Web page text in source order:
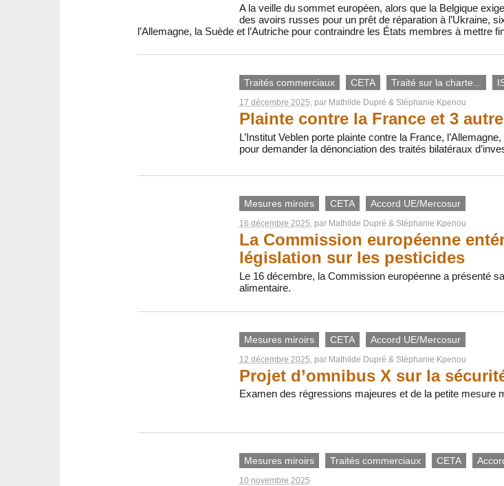
A la veille du sommet européen, alors que la Belgique
des avoirs russes pour un prêt de réparation à l’Ukraine,
l’Allemagne, la Suède et l’Autriche pour contraindre les États membres à mettre
Traités commerciaux CETA Traité sur la charte...
17 décembre 2025, par Mathilde Dupré & Stéphanie Kpenou
Plainte contre la France et 3
L’Institut Veblen porte plainte contre la France,
pour demander la dénonciation des traités bilatéraux
Mesures miroirs CETA Accord UE/Mercosur
16 décembre 2025, par Mathilde Dupré & Stéphanie Kpenou
La Commission européenne
législation sur les pesticides
Le 16 décembre, la Commission européenne a présenté
alimentaire.
Mesures miroirs CETA Accord UE/Mercosur
12 décembre 2025 , par Mathilde Dupré & Stéphanie Kpenou
Projet d’omnibus X sur la
Examen des régressions majeures et de la petite mesure
Mesures miroirs Traités commerciaux CETA
10 novembre 2025